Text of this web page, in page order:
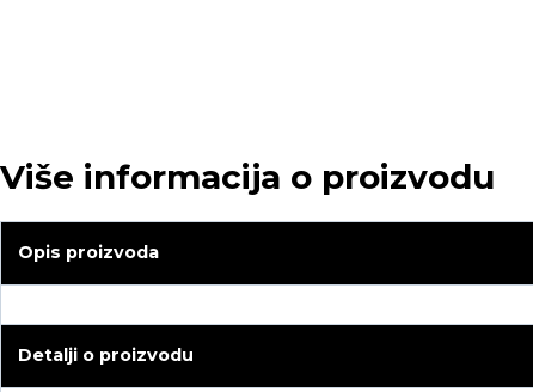
Više informacija o proizvodu
Opis proizvoda
Detalji o proizvodu